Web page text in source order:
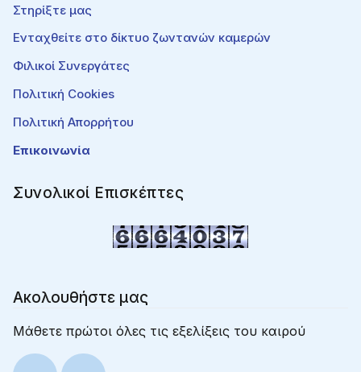
Στηρίξτε μας
Ενταχθείτε στο δίκτυο ζωντανών καμερών
Φιλικοί Συνεργάτες
Πολιτική Cookies
Πολιτική Απορρήτου
Επικοινωνία
Συνολικοί Επισκέπτες
Ακολουθήστε μας
Μάθετε πρώτοι όλες τις εξελίξεις του καιρού